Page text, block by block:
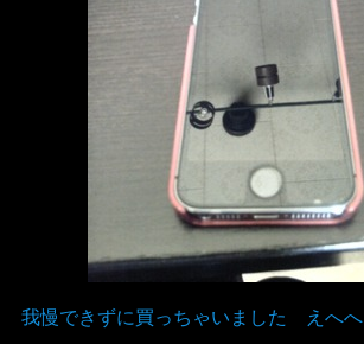
我慢できずに買っちゃいました えへへ